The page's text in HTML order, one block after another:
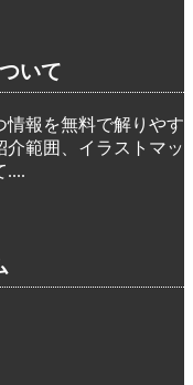
いて
報を無料で解りやす
介範囲、イラストマッ
....